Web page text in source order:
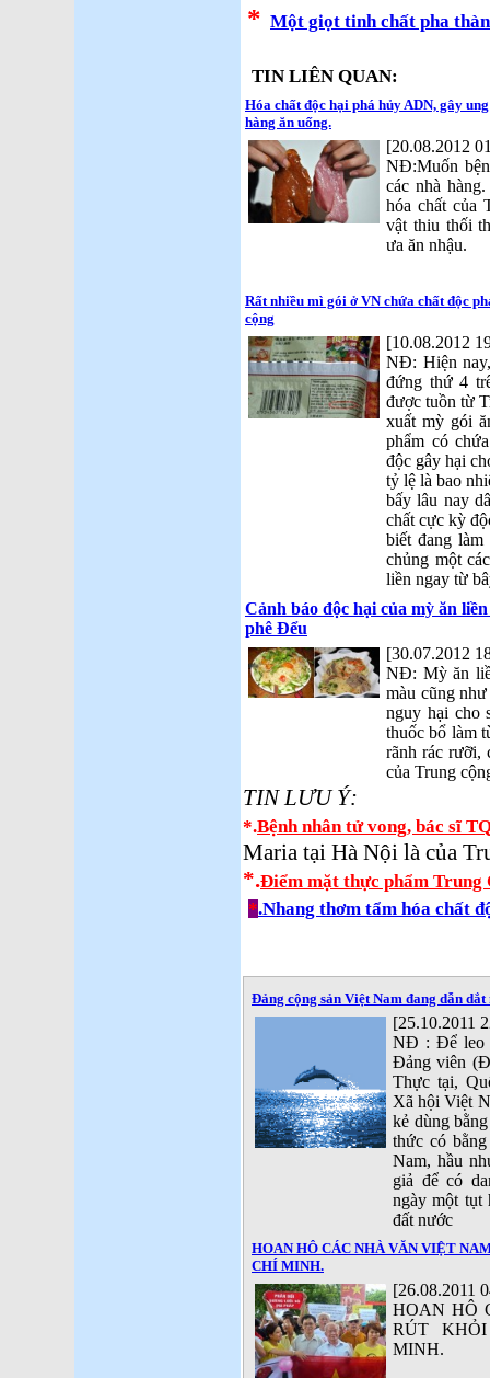
* Một giọt tinh chất pha
TIN LIÊN QUAN:
Hóa chất độc hại phá hủy ADN, gây
hàng ăn uống.
[20.08.2012
NĐ:Muốn
các nhà
hóa chất của
vật thiu thối
ưa ăn nhậu.
Rất nhiều mì gói ở VN chứa chất độc
cộng
[10.08.2012
NĐ: Hiện
đứng thứ 4
được tuồn từ
xuất mỳ gói
phẩm có
độc gây hại
tỷ lệ là bao
bấy lâu nay
chất cực kỳ
biết đang
chủng một
liền ngay từ
Cảnh báo độc hại của mỳ ăn
phê Đểu
[30.07.2012
NĐ: Mỳ ăn
màu cũng
nguy hại cho
thuốc bổ làm
rãnh rác rưỡi,
của Trung
TIN LƯU Ý:
*.Bệnh nhân tử vong, bác sĩ
Maria tại Hà Nội là của
*.Điểm mặt thực phẩm Trung
*.Nhang thơm tẩm hóa chất
Đảng cộng sản Việt Nam đang dẫn dắt
[25.10.2011
NĐ : Để leo
Đảng viên
Thực tại,
Xã hội Việt
kẻ dùng
thức có
Nam, hầu
giả để có
ngày một tụt
đất nước
HOAN HÔ CÁC NHÀ VĂN VIỆT
CHÍ MINH.
[26.08.2011
HOAN HÔ
RÚT
MINH.